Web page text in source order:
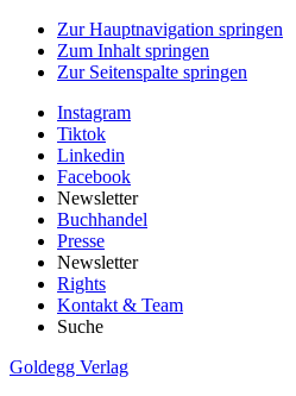
Zur Hauptnavigation springen
Zum Inhalt springen
Zur Seitenspalte springen
Instagram
Tiktok
Linkedin
Facebook
Newsletter
Buchhandel
Presse
Newsletter
Rights
Kontakt & Team
Suche
Goldegg Verlag